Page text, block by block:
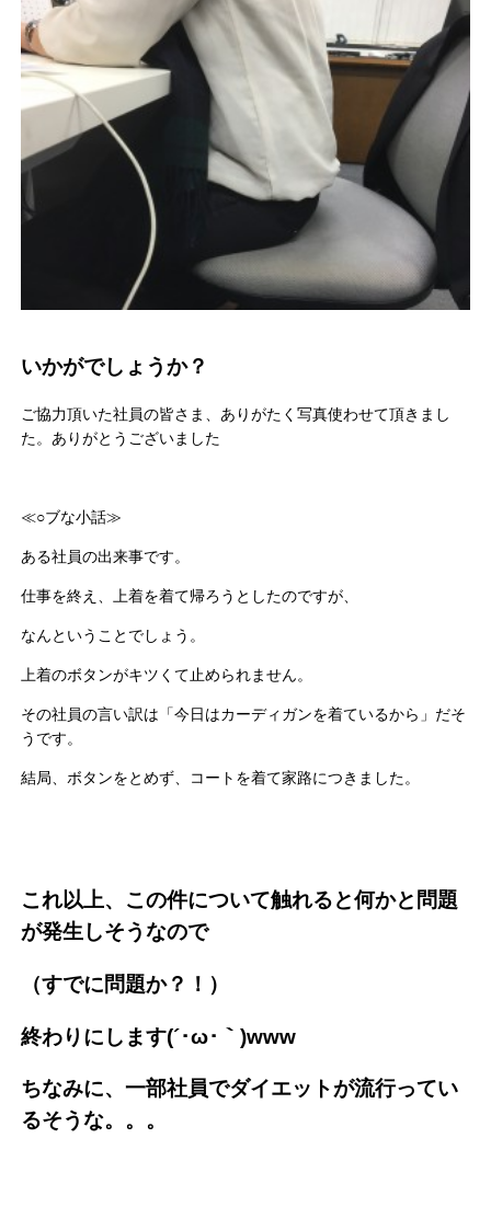
いかがでしょうか？
ご協力頂いた社員の皆さま、ありがたく写真使わせて頂きまし
た。ありがとうございました
≪○ブな小話≫
ある社員の出来事です。
仕事を終え、上着を着て帰ろうとしたのですが、
なんということでしょう。
上着のボタンがキツくて止められません。
その社員の言い訳は「今日はカーディガンを着ているから」だそ
うです。
結局、ボタンをとめず、コートを着て家路につきました。
これ以上、この件について触れると何かと問題
が発生しそうなので
（すでに問題か？！）
終わりにします(´･ω･｀)www
ちなみに、一部社員でダイエットが流行ってい
るそうな。。。